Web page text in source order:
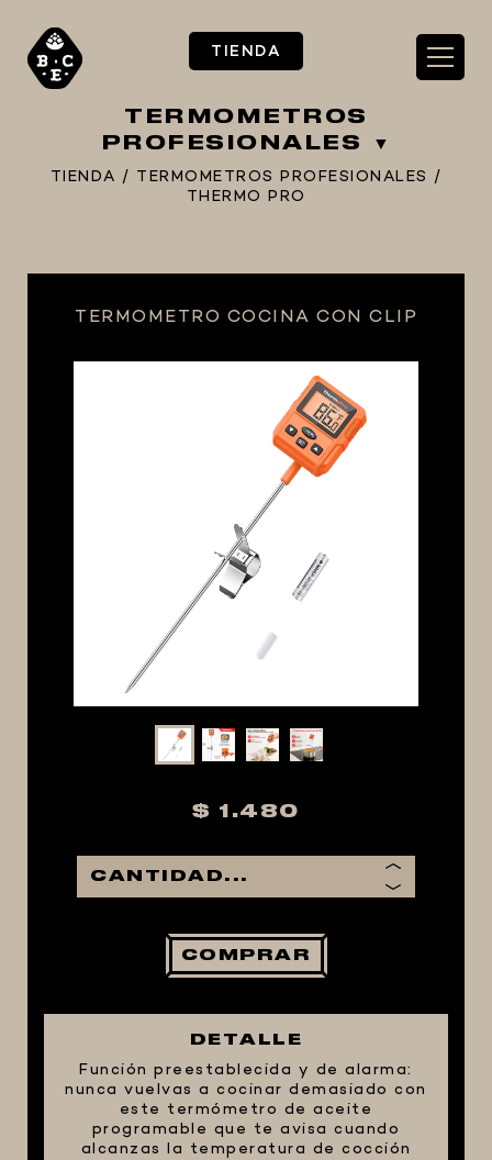
TIENDA
TERMOMETROS
PROFESIONALES
TIENDA / TERMOMETROS PROFESIONALES /
THERMO PRO
**PIZZA STORE**
** KIT REGALOS **
EQUIPOS ELÉCTRICOS
CARBONATACIÓN Y OXIGENACIÓN
MACERACIÓN Y FILTRADO
FERMENTACIÓN Y MADURADO
COCCIÓN Y MEDICIÓN
CONEXIONES
ENVASADO
GROWLERS
DISPENSADORES DE CERVEZA
**KEGLAND**
KIT DE MALTAS BIRRA
LEVADURAS
PRODUCTOS QUIMICOS Y ESPECIAS
FIVE STAR U.S.A
HORNOS PORTÁTILES PIZZA
NAPOLETANA
MASA MADRE
HARINAS ITALIANAS
TERMOMETRO COCINA CON CLIP
$ 1.480
COMPRAR
DETALLE
Función preestablecida y de alarma:
nunca vuelvas a cocinar demasiado con
este termómetro de aceite
programable que te avisa cuando
alcanzas la temperatura de cocción